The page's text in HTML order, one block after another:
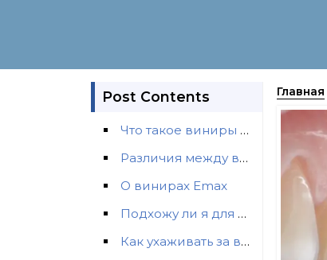
Post Contents
Что такое виниры Emax?
Различия между винирами Emax и другими типами
О винирах Emax
Подхожу ли я для установки виниров Emax?
Как ухаживать за винирами Emax?
Главная